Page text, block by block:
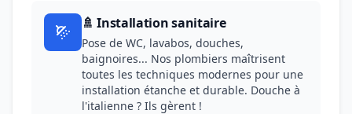
🚿 Installation sanitaire
Pose de WC, lavabos, douches,
baignoires... Nos plombiers maîtrisent
toutes les techniques modernes pour une
installation étanche et durable. Douche à
l'italienne ? Ils gèrent !